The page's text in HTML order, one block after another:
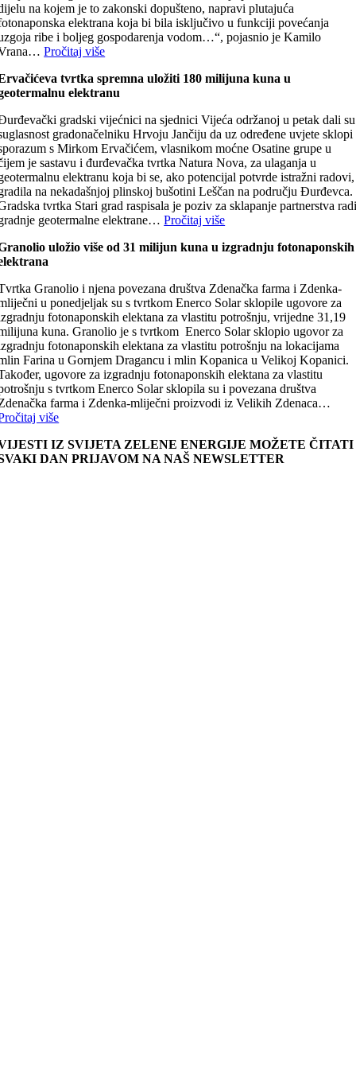
na kojem je to zakonski dopušteno, napravi plutajuća
elektrana koja bi bila isključivo u funkciji povećanja
ribe i boljeg gospodarenja vodom…“, pojasnio je Kamilo
Pročitaj više
tvrtka spremna uložiti 180 milijuna kuna u
elektranu
gradski vijećnici na sjednici Vijeća održanoj u petak dali su
gradonačelniku Hrvoju Jančiju da uz određene uvjete sklopi
s Mirkom Ervačićem, vlasnikom moćne Osatine grupe u
je sastavu i đurđevačka tvrtka Natura Nova, za ulaganja u
elektranu koja bi se, ako potencijal potvrde istražni radovi,
na nekadašnjoj plinskoj bušotini Leščan na području Đurđevca.
tvrtka Stari grad raspisala je poziv za sklapanje partnerstva
geotermalne elektrane…Pročitaj više
uložio više od 31 milijun kuna u izgradnju fotonaponskih
Granolio i njena povezana društva Zdenačka farma i Zdenka-
u ponedjeljak su s tvrtkom Enerco Solar sklopile ugovore za
fotonaponskih elektana za vlastitu potrošnju, vrijedne 31,19
kuna. Granolio je s tvrtkom Enerco Solar sklopio ugovor za
fotonaponskih elektana za vlastitu potrošnju na lokacijama
Farina u Gornjem Dragancu i mlin Kopanica u Velikoj Kopanici.
ugovore za izgradnju fotonaponskih elektana za vlastitu
s tvrtkom Enerco Solar sklopila su i povezana društva
farma i Zdenka-mliječni proizvodi iz Velikih Zdenaca…
više
IZ SVIJETA ZELENE ENERGIJE MOŽETE ČITATI
DAN PRIJAVOM NA NAŠ NEWSLETTER